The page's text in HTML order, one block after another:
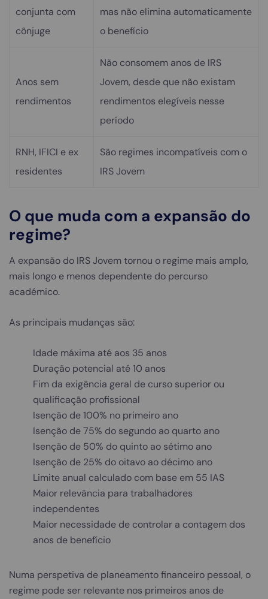
conjunta com
cônjuge
mas não elimina automaticamente
o benefício
Anos sem
rendimentos
Não consomem anos de IRS
Jovem, desde que não existam
rendimentos elegíveis nesse
período
RNH, IFICI e ex
residentes
São regimes incompatíveis com o
IRS Jovem
O que muda com a expansão do
regime?
A expansão do IRS Jovem tornou o regime mais amplo,
mais longo e menos dependente do percurso
académico.
As principais mudanças são:
Idade máxima até aos 35 anos
Duração potencial até 10 anos
Fim da exigência geral de curso superior ou
qualificação profissional
Isenção de 100% no primeiro ano
Isenção de 75% do segundo ao quarto ano
Isenção de 50% do quinto ao sétimo ano
Isenção de 25% do oitavo ao décimo ano
Limite anual calculado com base em 55 IAS
Maior relevância para trabalhadores
independentes
Maior necessidade de controlar a contagem dos
anos de benefício
Numa perspetiva de planeamento financeiro pessoal, o
regime pode ser relevante nos primeiros anos de